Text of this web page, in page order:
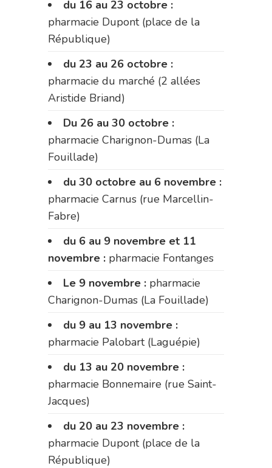
du 16 au 23 octobre :
pharmacie Dupont (place de la
République)
du 23 au 26 octobre :
pharmacie du marché (2 allées
Aristide Briand)
Du 26 au 30 octobre :
pharmacie Charignon-Dumas (La
Fouillade)
du 30 octobre au 6 novembre :
pharmacie Carnus (rue Marcellin-
Fabre)
du 6 au 9 novembre et 11
novembre : pharmacie Fontanges
Le 9 novembre : pharmacie
Charignon-Dumas (La Fouillade)
du 9 au 13 novembre :
pharmacie Palobart (Laguépie)
du 13 au 20 novembre :
pharmacie Bonnemaire (rue Saint-
Jacques)
du 20 au 23 novembre :
pharmacie Dupont (place de la
République)